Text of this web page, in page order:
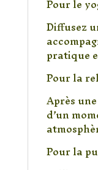
Diffusez
pratique
Pour la
Après
d’un
Pour la